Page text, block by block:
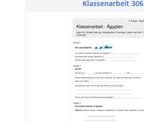
Klassenarbeit 306